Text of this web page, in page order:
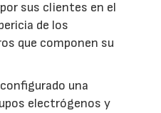
sus clientes en el
de los
que componen su
una
electrógenos y